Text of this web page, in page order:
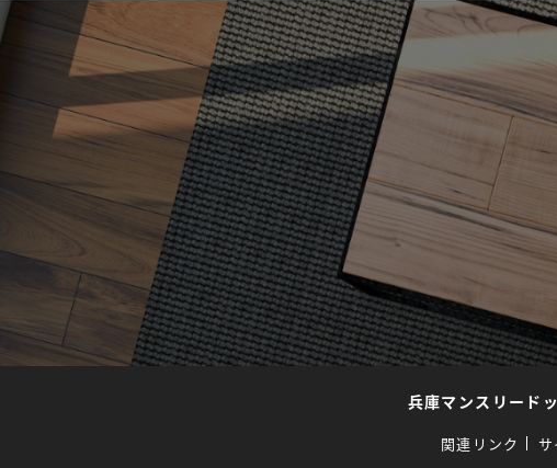
兵庫マンスリード
関連リンク